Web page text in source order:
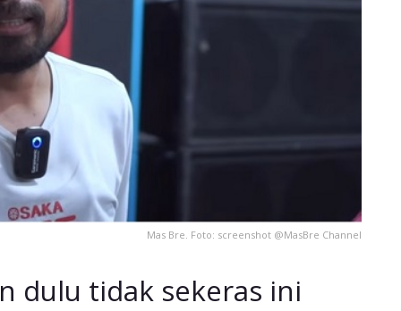
Mas Bre. Foto: screenshot @MasBre Channel
dulu tidak sekeras ini